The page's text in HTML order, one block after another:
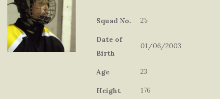
Squad No. 25
Date of
Birth
01/06/2003
Age 23
Height 176